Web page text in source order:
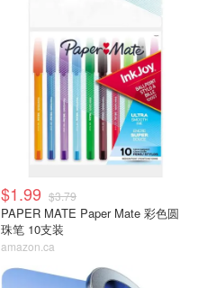
$1.99 $3.79
PAPER MATE Paper Mate 彩色圆
珠笔 10支装
amazon.ca